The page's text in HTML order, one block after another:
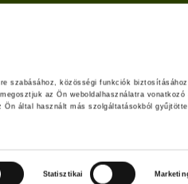
szabásához, közösségi funkciók
az Ön weboldalhasználatra
által használt más szolgáltatásokból
Statisztikai